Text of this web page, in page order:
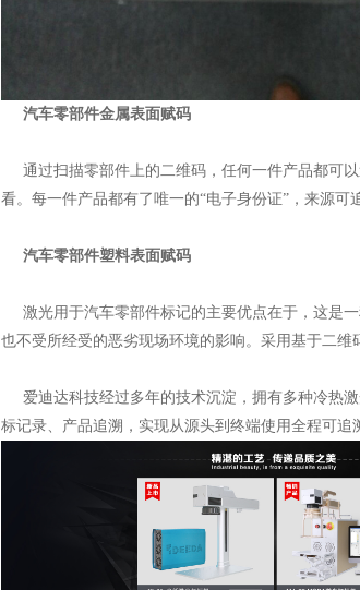
汽车零部件金属表面赋码
通过扫描零部件上的二维码，任何一件产品都可
看。每一件产品都有了唯一的“电子身份证”，来源可
汽车零部件塑料表面赋码
激光用于汽车零部件标记的主要优点在于，这是一
也不受所经受的恶劣现场环境的影响。采用基于二维
爱迪达科技经过多年的技术沉淀，拥有多种冷热
标记录、产品追溯，实现从源头到终端使用全程可追